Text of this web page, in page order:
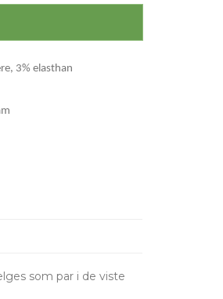
3% elasthan
som par i de viste